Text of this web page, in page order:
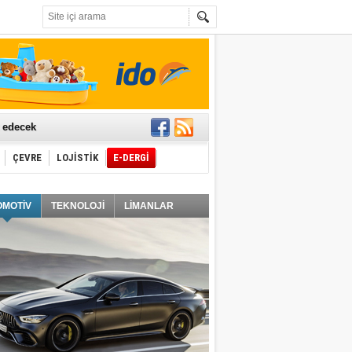
ÇEVRE LOJİSTİK E-DERGİ
TEKNOLOJİ LİMANLAR